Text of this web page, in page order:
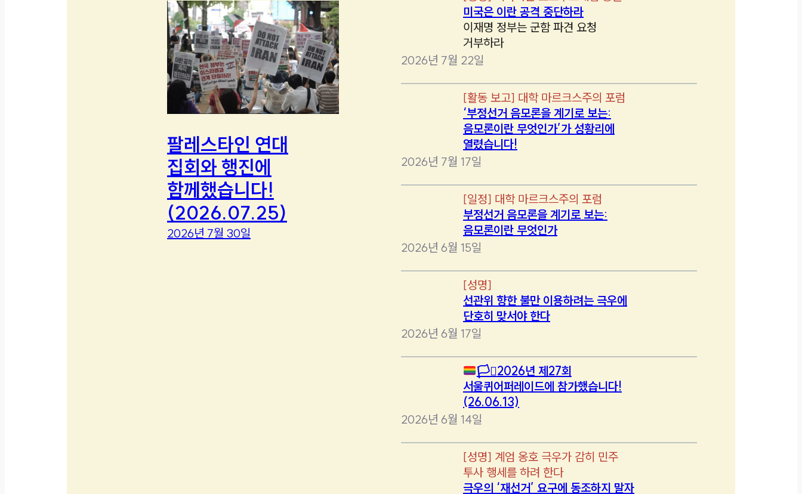
팔레스타인 연대
집회와 행진에
함께했습니다!
(2026.07.25)
2026년 7월 30일
미국은 이란 공격 중단하라
이재명 정부는 군함 파견 요청
거부하라
2026년 7월 22일
[활동 보고] 대학 마르크스주의 포럼
‘부정선거 음모론을 계기로 보는:
음모론이란 무엇인가’가 성황리에
열렸습니다!
2026년 7월 17일
[일정] 대학 마르크스주의 포럼
부정선거 음모론을 계기로 보는:
음모론이란 무엇인가
2026년 6월 15일
[성명]
선관위 향한 불만 이용하려는 극우에
단호히 맞서야 한다
2026년 6월 17일
🏳️‍⚧️2026년 제27회
서울퀴어퍼레이드에 참가했습니다!
(26.06.13)
2026년 6월 14일
[성명] 계엄 옹호 극우가 감히 민주
투사 행세를 하려 한다
극우의 ‘재선거’ 요구에 동조하지 말자